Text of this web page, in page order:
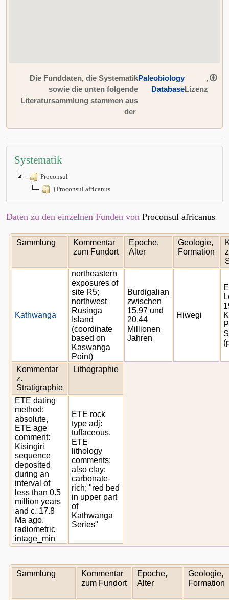
Die Funddaten, die Systematik
sowie die unten folgende
Literatursammlung stammen aus
der
Paleobiology
Database
,
Lizenz
Systematik
Proconsul
†Proconsul africanus
Daten zu den einzelnen Funden von Proconsul africanus
Sammlung
Kommentar
zum Fundort
Epoche,
Alter
Geologie,
Formation
Kathwanga
northeastern
exposures of
site R5;
northwest
Rusinga
Island
(coordinate
based on
Kaswanga
Point)
Burdigalian
zwischen
15.97 und
20.44
Millionen
Jahren
Hiwegi
Kommentar
z.
Stratigraphie
Lithographie
ETE dating
method:
absolute,
ETE age
comment:
Kisingiri
sequence
deposited
during an
interval of
less than 0.5
million years
and c. 17.8
Ma ago.
radiometric
intage_min
ETE rock
type adj:
tuffaceous,
ETE
lithology
comments:
also clay;
carbonate-
rich; "red bed
in upper part
of
Kathwanga
Series"
Sammlung
Kommentar
zum Fundort
Epoche,
Alter
Geologie,
Formation